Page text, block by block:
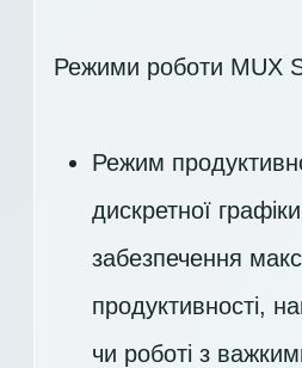
Режими роботи MUX
Режим
дискретної
забезпечення
продуктивності,
чи роботі з